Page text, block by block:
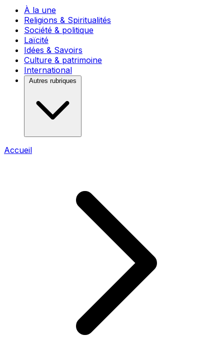
À la une
Religions & Spiritualités
Société & politique
Laïcité
Idées & Savoirs
Culture & patrimoine
International
Autres rubriques
Accueil